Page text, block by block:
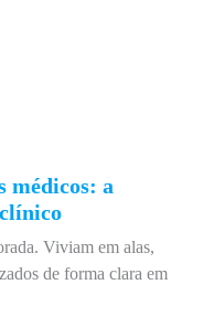
médicos: a
Viviam em alas,
de forma clara em